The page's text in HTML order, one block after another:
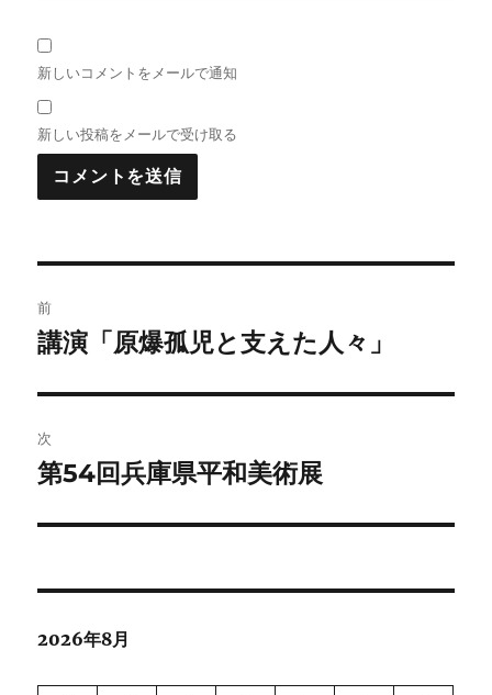
新しいコメントをメールで通知
新しい投稿をメールで受け取る
稿
ビ
ゲ
ー
ン
前
前
投
稿:
講演「原爆孤児と支えた人々」
次
次
投
第54回兵庫県平和美術展
2026年8月